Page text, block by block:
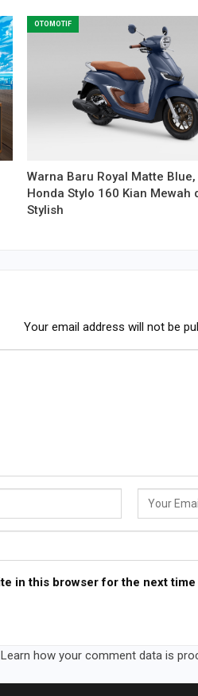
OTOMOTIF
Warna Baru Royal Matte Blue,
Honda Stylo 160 Kian Mewah
Stylish
Your email address will not be
in this browser for the next
Learn how your comment data is